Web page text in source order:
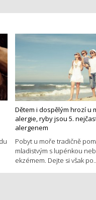
Dětem i dospělým hrozí u
alergie, ryby jsou 5.
alergenem
Pobyt u moře tradičně
mladistvým s lupénkou
ekzémem. Dejte si však